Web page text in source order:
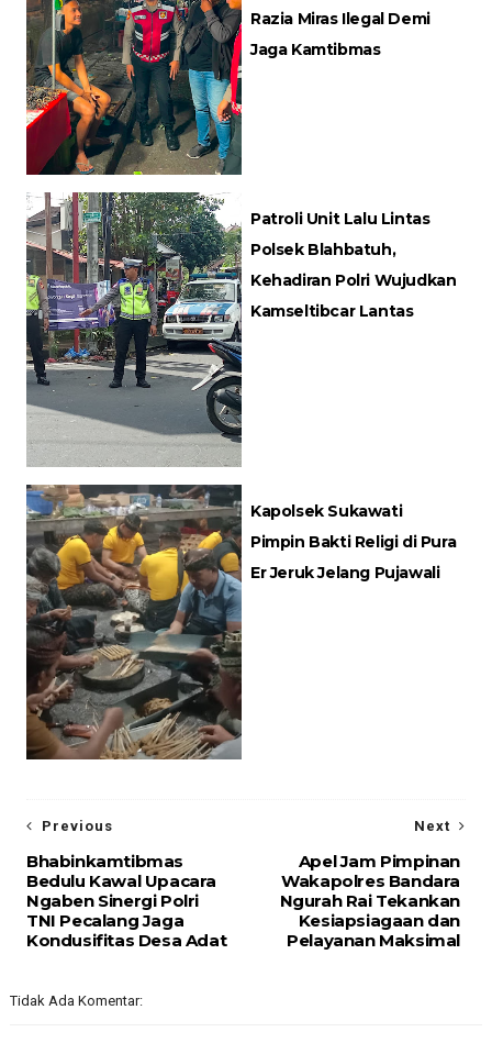
Razia Miras Ilegal Demi
Jaga Kamtibmas
Patroli Unit Lalu Lintas
Polsek Blahbatuh,
Kehadiran Polri Wujudkan
Kamseltibcar Lantas
Kapolsek Sukawati
Pimpin Bakti Religi di Pura
Er Jeruk Jelang Pujawali
Next
Apel Jam Pimpinan
Wakapolres Bandara
Ngurah Rai Tekankan
Kesiapsiagaan dan
Pelayanan Maksimal
Previous
Bhabinkamtibmas
Bedulu Kawal Upacara
Ngaben Sinergi Polri
TNI Pecalang Jaga
Kondusifitas Desa Adat
Tidak Ada Komentar: